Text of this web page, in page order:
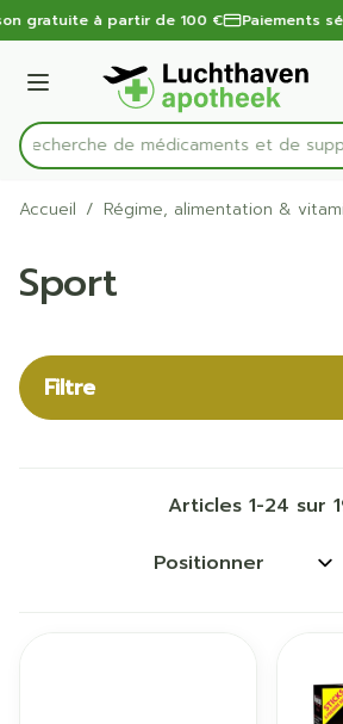
Aller au contenu
1 de 1
gratuite à partir de 100 € Paiements
Menu
Rechercher
Recherche de méd
Accueil / Régime, alimentation &
Sport
Filtre
Articles 1-24 sur
Trier par: